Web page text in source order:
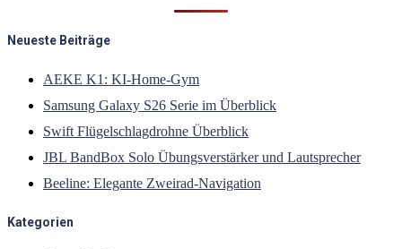
Neueste Beiträge
AEKE K1: KI-Home-Gym
Samsung Galaxy S26 Serie im Überblick
Swift Flügelschlagdrohne Überblick
JBL BandBox Solo Übungsverstärker und Lautsprecher
Beeline: Elegante Zweirad-Navigation
Kategorien